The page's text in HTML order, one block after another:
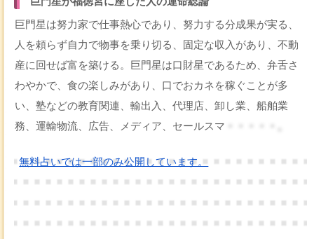
巨門星は努力家で仕事熱心であり、努力する分成果が実る、
人を頼らず自力で物事を乗り切る、固定な収入があり、不動
産に回せば富を築ける。巨門星は口財星であるため、弁舌さ
わやかで、食の楽しみがあり、口でおカネを稼ぐことが多
い、塾などの教育関連、輸出入、代理店、卸し業、船舶業
務、運輸物流、広告、メディア、セールスマ
無料占いでは一部のみ公開しています。